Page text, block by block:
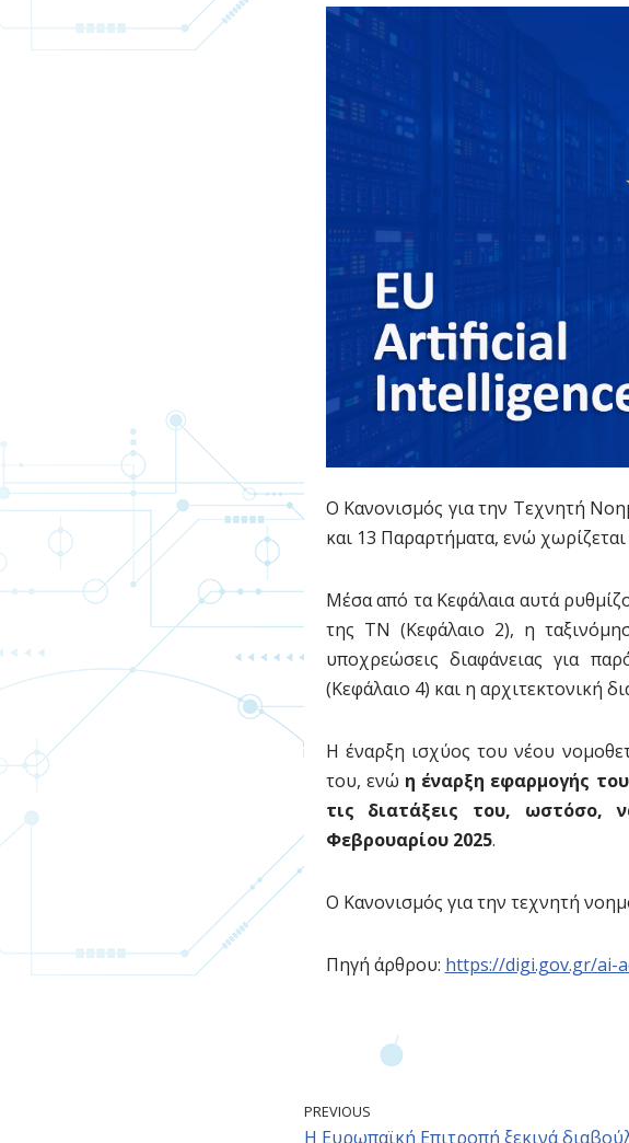
Ο Κανονισμός για την Τεχνητή
και 13 Παραρτήματα, ενώ
Μέσα από τα Κεφάλαια αυτά
της ΤΝ (Κεφάλαιο 2), η
υποχρεώσεις διαφάνειας για
(Κεφάλαιο 4) και η αρχιτεκτονική
Η έναρξη ισχύος του νέου
του, ενώ η έναρξη εφαρμογής
τις διατάξεις του, ωστόσο,
Φεβρουαρίου 2025.
Ο Κανονισμός για την τεχνητή
Πηγή άρθρου: https://digi.gov.gr/ai-
PREVIOUS
Η Ευρωπαϊκή Επιτροπή ξεκινά